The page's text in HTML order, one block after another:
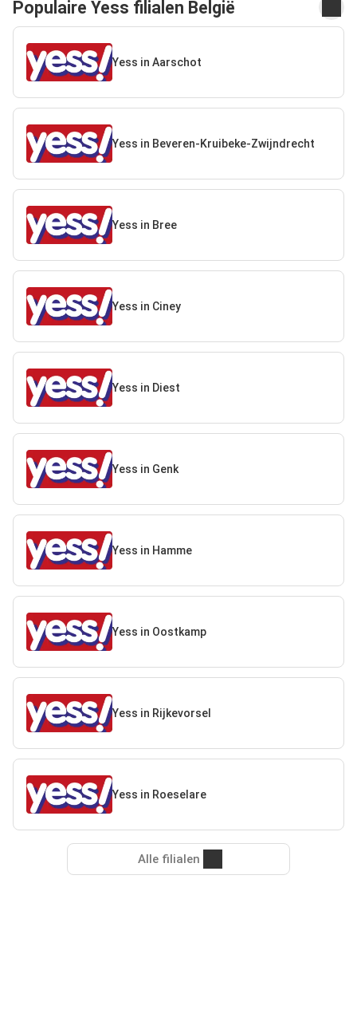
Populaire Yess filialen België
Yess in Aarschot
Yess in Beveren-Kruibeke-Zwijndrecht
Yess in Bree
Yess in Ciney
Yess in Diest
Yess in Genk
Yess in Hamme
Yess in Oostkamp
Yess in Rijkevorsel
Yess in Roeselare
Alle filialen